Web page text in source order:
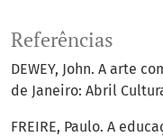
Referências
DEWEY, John. A arte
de Janeiro: Abril
FREIRE, Paulo. A